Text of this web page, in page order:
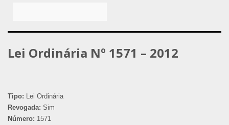
Lei Ordinária Nº 1571 – 2012
Tipo: Lei Ordinária
Revogada: Sim
Número: 1571